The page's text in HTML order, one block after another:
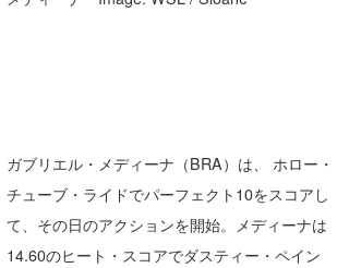
ガブリエル・メディーナ（BRA）は、 ホロー・
チューブ・ライドでパーフェクト10をスコアし
て、その日のアクションを開始。メディーナは
14.60のヒート・スコアでダスティー・ペイン